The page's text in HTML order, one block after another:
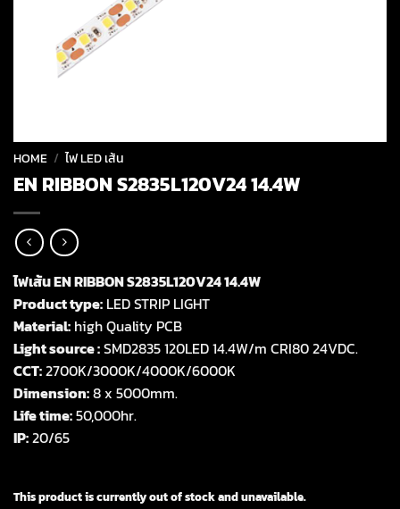
HOME / ไฟ LED เส้น
EN RIBBON S2835L120V24 14.4W
ไฟเส้น EN RIBBON S2835L120V24 14.4W
Product type: LED STRIP LIGHT
Material: high Quality PCB
Light source :SMD2835 120LED 14.4W/m CRI80 24VDC.
CCT:2700K/3000K/4000K/6000K
Dimension:8 x 5000mm.
Life time:50,000hr.
IP:20/65
This product is currently out of stock and unavailable.